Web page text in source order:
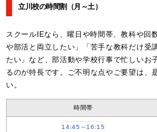
立川校の時間割 （月～土）
スクールIEなら、曜日や時間帯、教科や回
や部活と両立したい」「苦手な教科だけ受
たい」など、部活動や学校行事で忙しいお
るのが特長です。ご不明な点やご要望は、
い。
時間帯
14:45～16:15